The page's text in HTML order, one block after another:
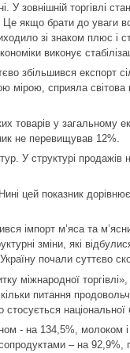
У зовнішній торгівлі
якщо брати до уваги
зі знаком плюс і
виконує
збільшився експорт
мірою, сприяла світова
товарів у загальному
не перевищував 12%.
У структурі продажів
цей показник
імпорт м’яса та
зміни, які
почали суттєво
торгівлі»,
питання
національної
- на 134,5%, молоком
– на